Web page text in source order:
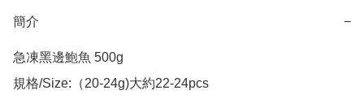
簡介 −
急凍黑邊鮑魚 500g
規格/Size:（20-24g)大約22-24pcs